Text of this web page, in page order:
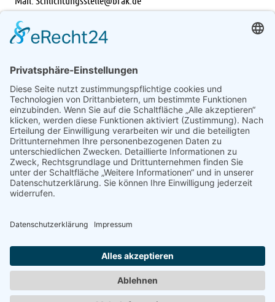
Umsetzung
Teilen:
Übersicht Impressum
Archiv
zurück
Königstor 23
Tel.: 0561 / 81 66 9-0
E-Mail:info@bfs-anwaelte.de
Kontakt
Impressum